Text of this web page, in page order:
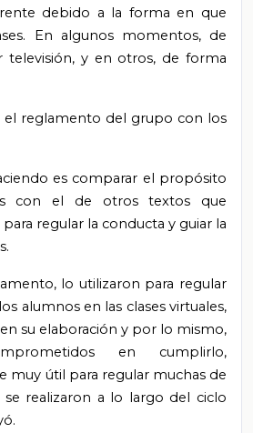
debido a la forma en que
En algunos momentos, de
y en otros, de forma
el reglamento del grupo con los
es comparar el propósito
con el de otros textos que
regular la conducta y guiar la
lo utilizaron para regular
alumnos en las clases virtuales,
su elaboración y por lo mismo,
en cumplirlo,
muy útil para regular muchas de
se realizaron a lo largo del ciclo